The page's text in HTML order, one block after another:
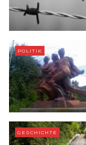
POLITIK
GESCHICHTE